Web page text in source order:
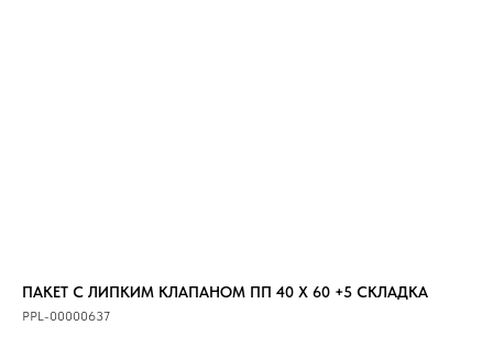
ПАКЕТ С ЛИПКИМ КЛАПАНОМ ПП 40 Х 60 +5 СКЛАДКА
PPL-00000637